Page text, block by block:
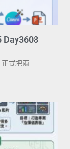
Day3608
式把兩